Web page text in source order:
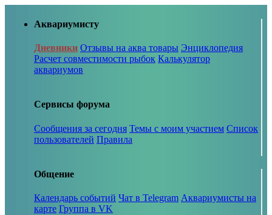
Аквариумисту
Дневники Отзывы на аква товары Энциклопедия
Расчет совместимости рыбок Калькулятор
аквариумов
Сервисы форума
Сообщения за сегодня Темы с моим участием Список
пользователей Правила
Общение
Календарь событий Чат в Telegram Аквариумисты на
карте Группа в VK